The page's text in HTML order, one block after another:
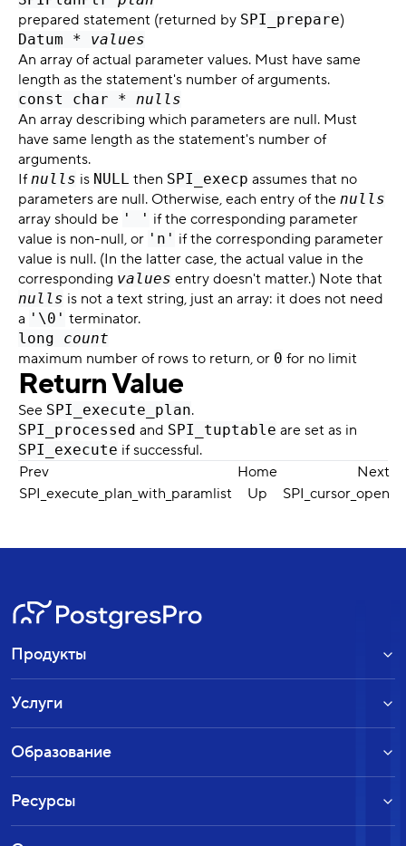
prepared statement (returned by SPI_prepare)
Datum * values
An array of actual parameter values. Must have same
length as the statement's number of arguments.
const char * nulls
An array describing which parameters are null. Must
have same length as the statement's number of
arguments.
Ifnulls is NULL then SPI_execp assumes that no
parameters are null. Otherwise, each entry of the nulls
array should be ' ' if the corresponding parameter
value is non-null, or 'n' if the corresponding parameter
value is null. (In the latter case, the actual value in the
corresponding values entry doesn't matter.) Note that
nulls is not a text string, just an array: it does not need
a '\0' terminator.
long count
maximum number of rows to return, or 0 for no limit
Return Value
See SPI_execute_plan.
SPI_processed and SPI_tuptable are set as in
SPI_execute if successful.
Prev
Home
Next
SPI_execute_plan_with_paramlist
Up SPI_cursor_open
Продукты
Услуги
Образование
Ресурсы